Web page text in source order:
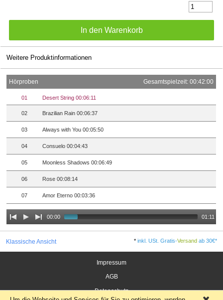
Weitere Produktinformationen
Hörproben Gesamtspielzeit: 00:42:00
01 Desert String 00:06:11
02 Brazilian Rain 00:06:37
03 Always with You 00:05:50
04 Consuelo 00:04:43
05 Moonless Shadows 00:06:49
06 Rose 00:08:14
07 Amor Eterno 00:03:36
00:00 01:11
Klassische Ansicht *inkl. USt. Gratis-Versand ab 30€*
Impressum
AGB
Datenschutz